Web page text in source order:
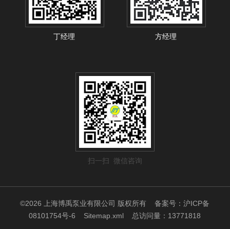
丁经理 方经理
扫一扫 微信咨询
©2026 上海博禹泵业有限公司 版权所有备案号：沪ICP备
08101754号-6
Sitemap.xml 总访问量：13771818